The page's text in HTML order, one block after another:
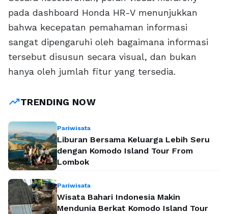
pada dashboard Honda HR-V menunjukkan
bahwa kecepatan pemahaman informasi
sangat dipengaruhi oleh bagaimana informasi
tersebut disusun secara visual, dan bukan
hanya oleh jumlah fitur yang tersedia.
trending_upTRENDING NOW
Pariwisata
Liburan Bersama Keluarga Lebih Seru
dengan Komodo Island Tour From
Lombok
Pariwisata
Wisata Bahari Indonesia Makin
Mendunia Berkat Komodo Island Tour